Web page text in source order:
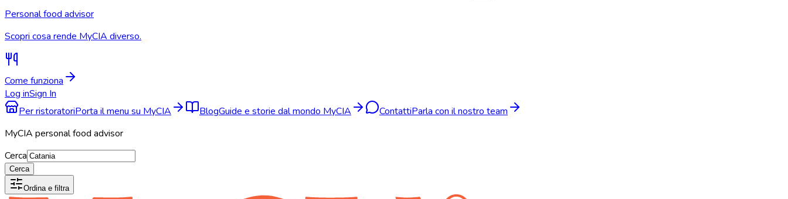
Personal food advisor
Scopri cosa rende MyCIA diverso.
Come funziona
Log inSign In
Per ristoratoriPorta il menu su MyCIA BlogGuide e storie dal mondo MyCIA ContattiParla con il nostro team
MyCIA personal food advisor
Cerca
Cerca
Ordina e filtra